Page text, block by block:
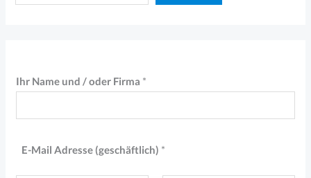
d
Ihr Name und / oder Firma *
E-Mail Adresse (geschäftlich) *